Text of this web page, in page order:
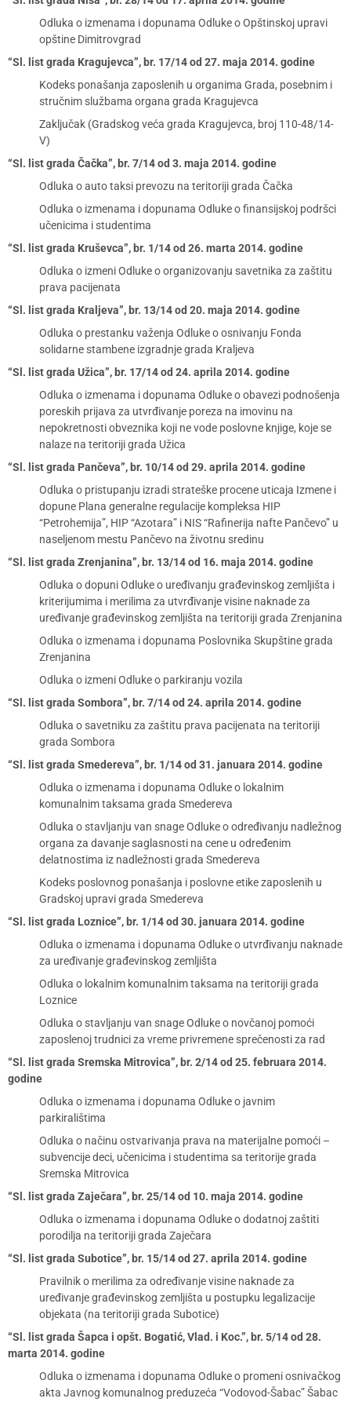
Odluka o izmenama i dopunama Odluke o Opštinskoj upravi
opštine Dimitrovgrad
“Sl. list grada Kragujevca”, br. 17/14 od 27. maja 2014. godine
Kodeks ponašanja zaposlenih u organima Grada, posebnim i
stručnim službama organa grada Kragujevca
Zaključak (Gradskog veća grada Kragujevca, broj 110-48/14-
V)
“Sl. list grada Čačka”, br. 7/14 od 3. maja 2014. godine
Odluka o auto taksi prevozu na teritoriji grada Čačka
Odluka o izmenama i dopunama Odluke o finansijskoj podršci
učenicima i studentima
“Sl. list grada Kruševca”, br. 1/14 od 26. marta 2014. godine
Odluka o izmeni Odluke o organizovanju savetnika za zaštitu
prava pacijenata
“Sl. list grada Kraljeva”, br. 13/14 od 20. maja 2014. godine
Odluka o prestanku važenja Odluke o osnivanju Fonda
solidarne stambene izgradnje grada Kraljeva
“Sl. list grada Užica”, br. 17/14 od 24. aprila 2014. godine
Odluka o izmenama i dopunama Odluke o obavezi podnošenja
poreskih prijava za utvrđivanje poreza na imovinu na
nepokretnosti obveznika koji ne vode poslovne knjige, koje se
nalaze na teritoriji grada Užica
“Sl. list grada Pančeva”, br. 10/14 od 29. aprila 2014. godine
Odluka o pristupanju izradi strateške procene uticaja Izmene i
dopune Plana generalne regulacije kompleksa HIP
“Petrohemija”, HIP “Azotara” i NIS “Rafinerija nafte Pančevo” u
naseljenom mestu Pančevo na životnu sredinu
“Sl. list grada Zrenjanina”, br. 13/14 od 16. maja 2014. godine
Odluka o dopuni Odluke o uređivanju građevinskog zemljišta i
kriterijumima i merilima za utvrđivanje visine naknade za
uređivanje građevinskog zemljišta na teritoriji grada Zrenjanina
Odluka o izmenama i dopunama Poslovnika Skupštine grada
Zrenjanina
Odluka o izmeni Odluke o parkiranju vozila
“Sl. list grada Sombora”, br. 7/14 od 24. aprila 2014. godine
Odluka o savetniku za zaštitu prava pacijenata na teritoriji
grada Sombora
“Sl. list grada Smedereva”, br. 1/14 od 31. januara 2014. godine
Odluka o izmenama i dopunama Odluke o lokalnim
komunalnim taksama grada Smedereva
Odluka o stavljanju van snage Odluke o određivanju nadležnog
organa za davanje saglasnosti na cene u određenim
delatnostima iz nadležnosti grada Smedereva
Kodeks poslovnog ponašanja i poslovne etike zaposlenih u
Gradskoj upravi grada Smedereva
“Sl. list grada Loznice”, br. 1/14 od 30. januara 2014. godine
Odluka o izmenama i dopunama Odluke o utvrđivanju naknade
za uređivanje građevinskog zemljišta
Odluka o lokalnim komunalnim taksama na teritoriji grada
Loznice
Odluka o stavljanju van snage Odluke o novčanoj pomoći
zaposlenoj trudnici za vreme privremene sprečenosti za rad
“Sl. list grada Sremska Mitrovica”, br. 2/14 od 25. februara 2014.
godine
Odluka o izmenama i dopunama Odluke o javnim
parkiralištima
Odluka o načinu ostvarivanja prava na materijalne pomoći –
subvencije deci, učenicima i studentima sa teritorije grada
Sremska Mitrovica
“Sl. list grada Zaječara”, br. 25/14 od 10. maja 2014. godine
Odluka o izmenama i dopunama Odluke o dodatnoj zaštiti
porodilja na teritoriji grada Zaječara
“Sl. list grada Subotice”, br. 15/14 od 27. aprila 2014. godine
Pravilnik o merilima za određivanje visine naknade za
uređivanje građevinskog zemljišta u postupku legalizacije
objekata (na teritoriji grada Subotice)
“Sl. list grada Šapca i opšt. Bogatić, Vlad. i Koc.”, br. 5/14 od 28.
marta 2014. godine
Odluka o izmenama i dopunama Odluke o promeni osnivačkog
akta Javnog komunalnog preduzeća “Vodovod-Šabac” Šabac